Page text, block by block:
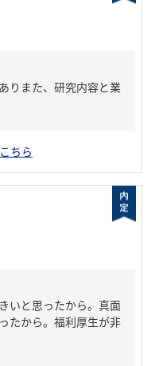
りまた、研究内容と業
ちら
いと思ったから。真面
たから。福利厚生が非